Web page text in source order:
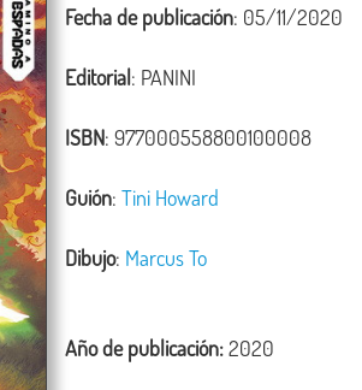
Fecha de publicación: 05/11/2020
Editorial: PANINI
ISBN: 977000558800100008
Guión:Tini Howard
Dibujo: Marcus To
Año de publicación:2020